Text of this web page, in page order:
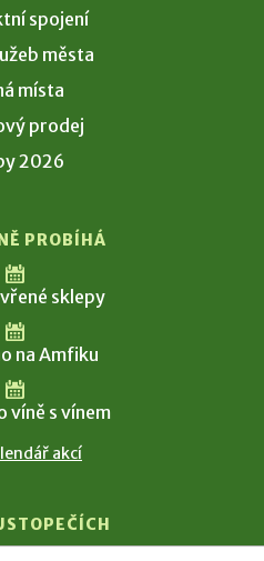
spojení
města
místa
prodej
2026
PROBÍHÁ
sklepy
na Amfiku
víně s vínem
akcí